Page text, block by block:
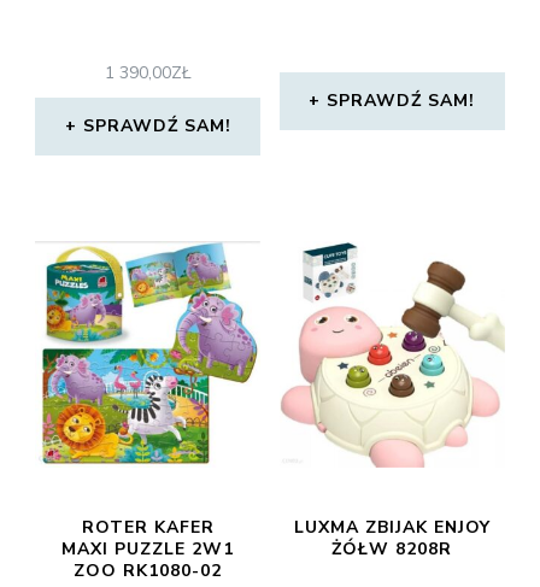
1 390,00ZŁ
SPRAWDŹ SAM!
SPRAWDŹ SAM!
ROTER KAFER
MAXI PUZZLE 2W1
ZOO RK1080-02
LUXMA ZBIJAK ENJOY
ŻÓŁW 8208R